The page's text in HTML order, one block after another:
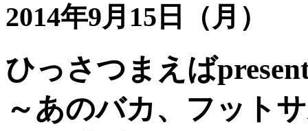
2014年9月15日（月）
ひっさつまえば
～あのバカ、フット